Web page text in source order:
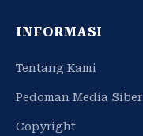
INFORMASI
Tentang Kami
Pedoman Media Siber
Copyright